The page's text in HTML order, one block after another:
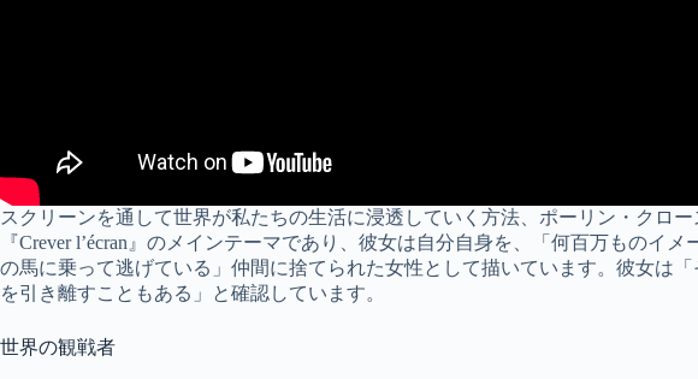
スクリーンを通して世界が私たちの生活に浸透していく方法、ポーリン・クロ
『Crever l’écran』のメインテーマであり、彼女は自分自身を、「何百万ものイ
の馬に乗って逃げている」仲間に捨てられた女性として描いています。彼女は
を引き離すこともある」と確認しています。
世界の観戦者